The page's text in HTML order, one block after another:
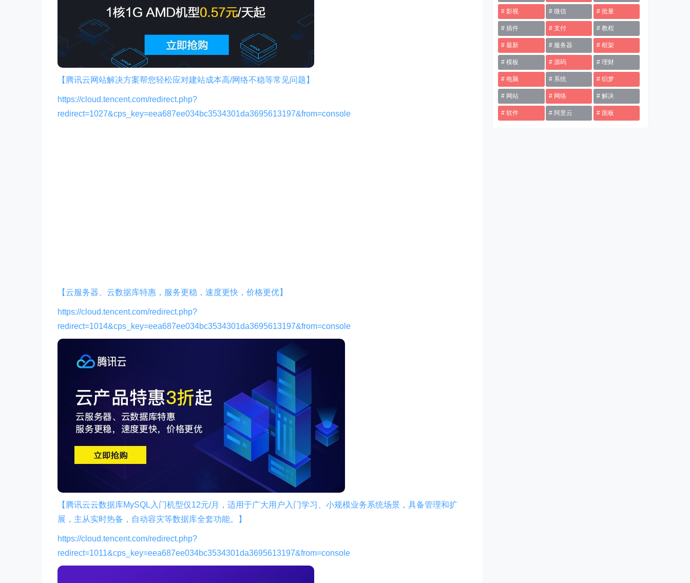
【腾讯云网站解决方案帮您轻松应对建站成本高/网络不稳等常见问题】
https://cloud.tencent.com/redirect.php?
redirect=1027&cps_key=eea687ee034bc3534301da3695613197&from=console
【云服务器、云数据库特惠，服务更稳，速度更快，价格更优】
https://cloud.tencent.com/redirect.php?
redirect=1014&cps_key=eea687ee034bc3534301da3695613197&from=console
【腾讯云云数据库MySQL入门机型仅12元/月，适用于广大用户入门学习、小规模业务系统场景，具备管理和扩
展，主从实时热备，自动容灾等数据库全套功能。】
https://cloud.tencent.com/redirect.php?
redirect=1011&cps_key=eea687ee034bc3534301da3695613197&from=console
影视 微信 批量
插件 支付 教程
最新 服务器 框架
模板 源码 理财
电脑 系统 织梦
网站 网络 解决
软件 阿里云 面板